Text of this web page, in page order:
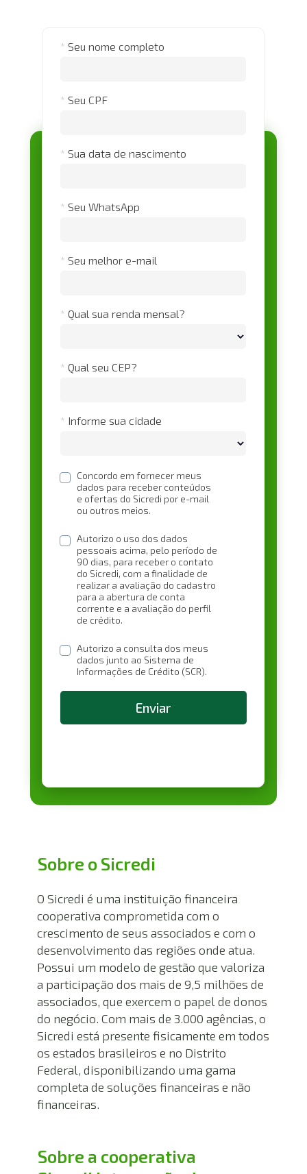
* Seu nome completo
* Seu CPF
* Sua data de nascimento
* Seu WhatsApp
* Seu melhor e-mail
* Qual sua renda mensal?
* Qual seu CEP?
* Informe sua cidade
Concordo em fornecer meus
dados para receber conteúdos
e ofertas do Sicredi por e-mail
ou outros meios.
Autorizo o uso dos dados
pessoais acima, pelo período de
90 dias, para receber o contato
do Sicredi, com a finalidade de
realizar a avaliação do cadastro
para a abertura de conta
corrente e a avaliação do perfil
de crédito.
Autorizo a consulta dos meus
dados junto ao Sistema de
Informações de Crédito (SCR).
Enviar
Sobre o Sicredi
O Sicredi é uma instituição financeira
cooperativa comprometida com o
crescimento de seus associados e com o
desenvolvimento das regiões onde atua.
Possui um modelo de gestão que valoriza
a participação dos mais de 9,5 milhões de
associados, que exercem o papel de donos
do negócio. Com mais de 3.000 agências, o
Sicredi está presente fisicamente em todos
os estados brasileiros e no Distrito
Federal, disponibilizando uma gama
completa de soluções financeiras e não
financeiras.
Sobre a cooperativa